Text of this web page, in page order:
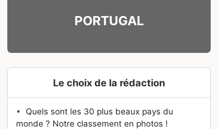
PORTUGAL
Le choix de la rédaction
• Quels sont les 30 plus beaux pays du
monde ? Notre classement en photos !